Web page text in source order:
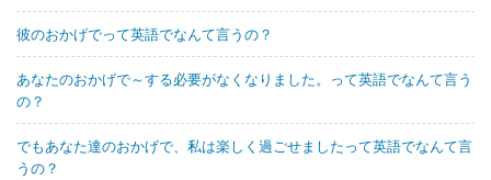
彼のおかげでって英語でなんて言うの？
あなたのおかげで～する必要がなくなりました。って英語でなんて言う
の？
でもあなた達のおかげで、私は楽しく過ごせましたって英語でなんて言
うの？